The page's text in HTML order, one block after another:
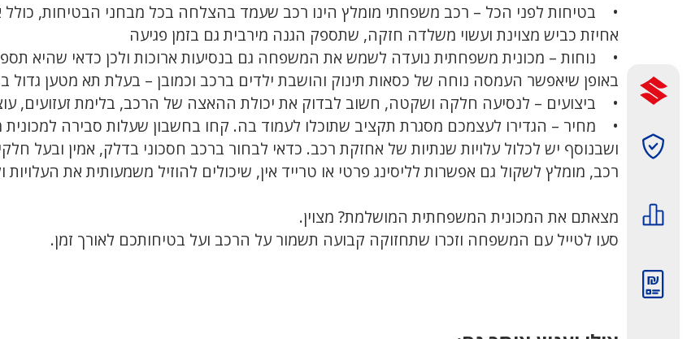
• בטיחות לפני הכל – רכב משפחתי מומלץ הינו רכב שעמד בהצלחה בכל מבחני הבטיחות, כולל
אחיזת כביש מצוינת ועשוי משלדה חזקה, שתספק הגנה מירבית גם בזמן פגיעה
• נוחות – מכונית משפחתית נועדה לשמש את המשפחה גם בנסיעות ארוכות ולכן כדאי שהיא
באופן שיאפשר העמסה נוחה של כסאות תינוק והושבת ילדים ברכב וכמובן – בעלת תא מטען גדול
• ביצועים – לנסיעה חלקה ושקטה, חשוב לבדוק את יכולת ההאצה של הרכב, בלימת זעזועים,
ושבנוסף יש לכלול עלויות שנתיות של אחזקת רכב. כדאי לבחור ברכב חסכוני בדלק, אמין ובעל
רכב, מומלץ לשקול גם אפשרות לליסינג פרטי או טרייד אין, שיכולים להוזיל משמעותית את
מצאתם את המכונית המשפחתית המושלמת? מצוין.
סעו לטייל עם המשפחה וזכרו שתחזוקה קבועה תשמור על הרכב ועל בטיחותכם לאורך זמן.
תמונה
תמונה
תמונה